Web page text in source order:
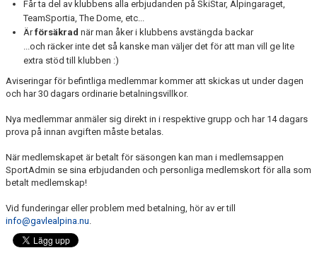
Får ta del av klubbens alla erbjudanden på SkiStar, Alpingaraget,
TeamSportia, The Dome, etc...
Ärförsäkrad när man åker i klubbens avstängda backar
...och räcker inte det så kanske man väljer det för att man vill ge lite
extra stöd till klubben :)
Aviseringar för befintliga medlemmar kommer att skickas ut under dagen
och har 30 dagars ordinarie betalningsvillkor.
Nya medlemmar anmäler sig direkt in i respektive grupp och har 14 dagars
prova på innan avgiften måste betalas.
När medlemskapet är betalt för säsongen kan man i medlemsappen
SportAdmin se sina erbjudanden och personliga medlemskort för alla som
betalt medlemskap!
Vid funderingar eller problem med betalning, hör av er till
info@gavlealpina.nu.